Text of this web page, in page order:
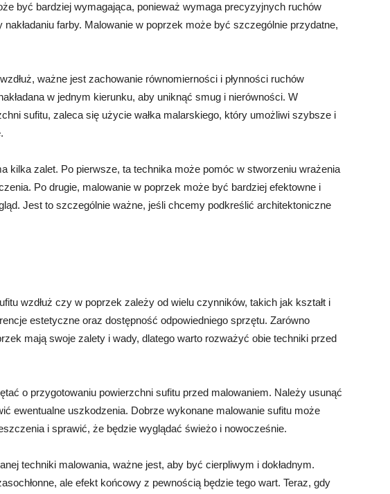
być bardziej wymagająca, ponieważ wymaga precyzyjnych ruchów
farby. Malowanie w poprzek może być szczególnie przydatne,
ważne jest zachowanie równomierności i płynności ruchów
w jednym kierunku, aby uniknąć smug i nierówności. W
sufitu, zaleca się użycie wałka malarskiego, który umożliwi szybsze i
kilka zalet. Po pierwsze, ta technika może pomóc w stworzeniu wrażenia
Po drugie, malowanie w poprzek może być bardziej efektowne i
Jest to szczególnie ważne, jeśli chcemy podkreślić architektoniczne
wzdłuż czy w poprzek zależy od wielu czynników, takich jak kształt i
estetyczne oraz dostępność odpowiedniego sprzętu. Zarówno
mają swoje zalety i wady, dlatego warto rozważyć obie techniki przed
o przygotowaniu powierzchni sufitu przed malowaniem. Należy usunąć
ewentualne uszkodzenia. Dobrze wykonane malowanie sufitu może
i sprawić, że będzie wyglądać świeżo i nowocześnie.
techniki malowania, ważne jest, aby być cierpliwym i dokładnym.
ale efekt końcowy z pewnością będzie tego wart. Teraz, gdy